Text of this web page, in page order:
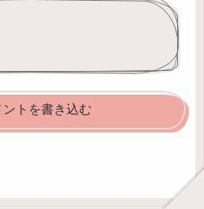
ントを書き込む